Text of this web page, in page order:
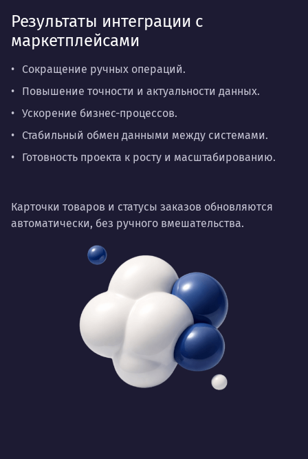
Результаты интеграции с
маркетплейсами
Сокращение ручных операций.
Повышение точности и актуальности данных.
Ускорение бизнес-процессов.
Стабильный обмен данными между системами.
Готовность проекта к росту и масштабированию.
Карточки товаров и статусы заказов обновляются
автоматически, без ручного вмешательства.